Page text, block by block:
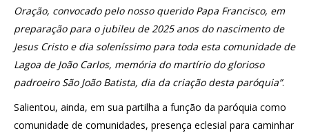
Oração, convocado pelo nosso querido Papa Francisco, em
preparação para o jubileu de 2025 anos do nascimento de
Jesus Cristo e dia soleníssimo para toda esta comunidade de
Lagoa de João Carlos, memória do martírio do glorioso
padroeiro São João Batista, dia da criação desta paróquia”.
Salientou, ainda, em sua partilha a função da paróquia como
comunidade de comunidades, presença eclesial para caminhar